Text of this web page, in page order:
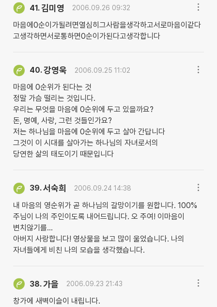
41.김미영 2006.09.26 09:32
마음에0순이가될려면열심히그사람을생각하고서로마음이같다
고생각하면서로통하면0순이가된다고생각합니다
40.강영욱 2006.09.25 11:02
마음에 0순위가 된다는 것
정말 가슴 떨리는 것입니다.
우리는 무엇을 마음에 0순위에 두고 있을까요?
돈, 명예, 사랑, 그런 것들인가요?
저는 하나님을 마음에 0순위에 두고 살아 간답니다
그것이 이 시대를 살아가는 하나님의 자녀로서의
당연한 삶의 태도이기 때문입니다
39.서숙희 2006.09.24 14:38
내 마음의 영순위가 곧 하나님의 갈망이기를 원합니다. 100%
주님이 나의 주인이도록 내어드립니다. 오 주여! 이마음이
변치않기를...
아버지 사랑합니다! 영상물을 보고 많이 울었습니다. 나의
자녀들에게 비친 나의 모습을 생각했습니다.
38.가을 2006.09.23 21:43
창가에 새벽이슬이 내립니다.